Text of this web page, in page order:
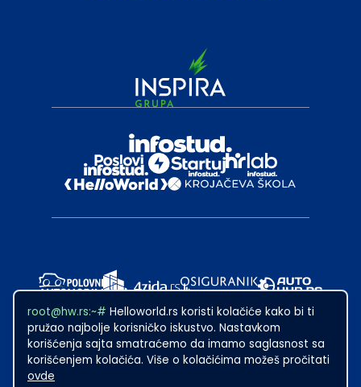
root@hw.rs:~# Helloworld.rs koristi kolačiće kako bi ti
pružao najbolje korisničko iskustvo. Nastavkom
korišćenja sajta smatraćemo da imamo saglasnost sa
korišćenjem kolačića. Više o kolačićima možeš pročitati
ovde